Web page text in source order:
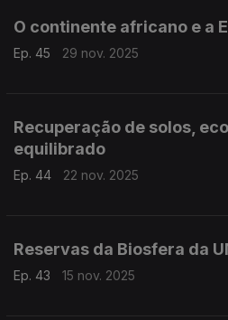
O continente africano e a
Ep. 45 29 nov. 2025
Recuperação de solos,
equilibrado
Ep. 44 22 nov. 2025
Reservas da Biosfera da
Ep. 43 15 nov. 2025